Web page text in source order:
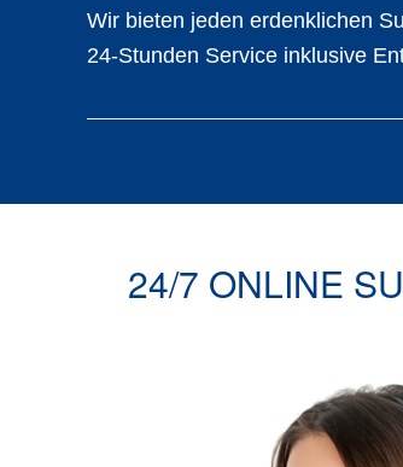
Wir bieten jeden erdenklichen
24-Stunden Service inklusive
24/7 ONLINE